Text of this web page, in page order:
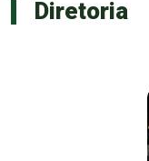
Diretoria